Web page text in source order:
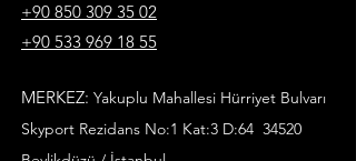
+90 850 309 35 02
+90 533 969 18 55
MERKEZ: Yakuplu Mahallesi Hürriyet Bulvarı
Skyport Rezidans No:1 Kat:3 D:64 34520